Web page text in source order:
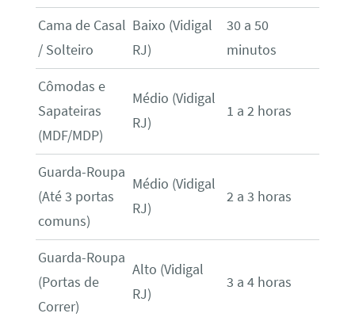
Cama de Casal
/ Solteiro
Baixo (Vidigal
RJ)
30 a 50
minutos
Cômodas e
Sapateiras
(MDF/MDP)
Médio (Vidigal
RJ)
1 a 2 horas
Guarda-Roupa
(Até 3 portas
comuns)
Médio (Vidigal
RJ)
2 a 3 horas
Guarda-Roupa
(Portas de
Correr)
Alto (Vidigal
RJ)
3 a 4 horas